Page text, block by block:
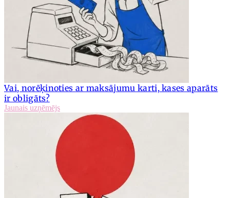
Vai, norēķinoties ar maksājumu karti, kases aparāts
ir obligāts?
Jaunais uzņēmējs